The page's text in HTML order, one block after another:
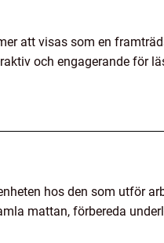
att visas som en
och engagerande för
hos den som utför
mattan, förbereda